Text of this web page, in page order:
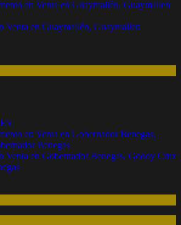
Venta en Guaymallén, Guaymallen
Venta en Gobernador Benegas, Godoy Cruz